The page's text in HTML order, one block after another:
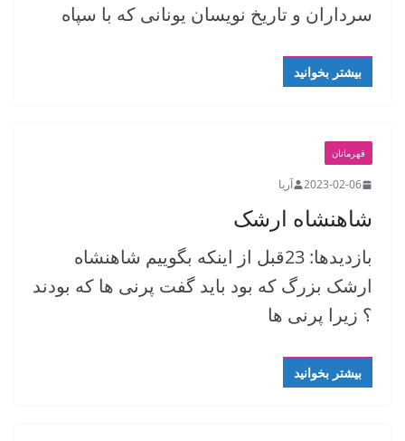
سرداران و تاریخ نویسان یونانی که با سپاه
بیشتر بخوانید
قهرمانان
2023-02-06 آریا
شاهنشاه ارشک
بازدیدها: 23قبل از اینکه بگوییم شاهنشاه
ارشک بزرگ که بود باید گفت پرنی ها که بودند
؟ زیرا پرنی ها
بیشتر بخوانید